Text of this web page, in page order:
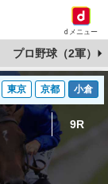
dメニュー
プロ野球（2軍）
東京 京都 小倉
9R